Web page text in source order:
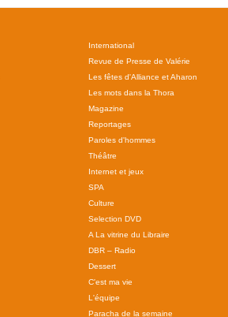
International
Revue de Presse de Valérie
Les fêtes d'Alliance et Aharon
Les mots dans la Thora
Magazine
Reportages
Paroles d'hommes
Théâtre
Internet et jeux
SPA
Culture
Selection DVD
A La vitrine du Libraire
DBR – Radio
Dessert
C'est ma vie
L'équipe
Paracha de la semaine